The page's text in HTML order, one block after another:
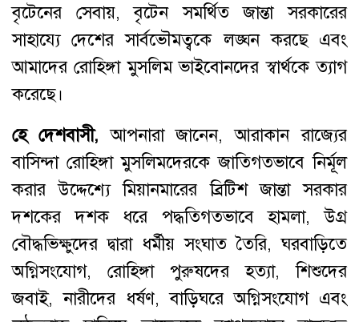
বৃটেনের সেবায়, বৃটেন সমর্থিত জান্তা সরকারের
সাহায্যে দেশের সার্বভৌমত্বকে লঙ্ঘন করছে এবং
আমাদের রোহিঙ্গা মুসলিম ভাইবোনদের স্বার্থকে ত্যাগ
করেছে।
হে দেশবাসী, আপনারা জানেন, আরাকান রাজ্যের
বাসিন্দা রোহিঙ্গা মুসলিমদেরকে জাতিগতভাবে নির্মূল
করার উদ্দেশ্যে মিয়ানমারের ব্রিটিশ জান্তা সরকার
দশকের দশক ধরে পদ্ধতিগতভাবে হামলা, উগ্র
বৌদ্ধভিক্ষুদের দ্বারা ধর্মীয় সংঘাত তৈরি, ঘরবাড়িতে
অগ্নিসংযোগ, রোহিঙ্গা পুরুষদের হত্যা, শিশুদের
জবাই, নারীদের ধর্ষণ, বাড়িঘরে অগ্নিসংযোগ এবং